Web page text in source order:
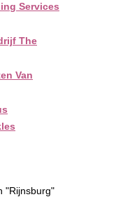
Services
The
Van
"Rijnsburg"